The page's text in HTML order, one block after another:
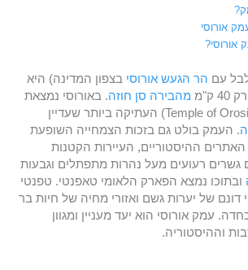
אורוסי
אורוסי?
עם הר הגעש אורוסי בצפון המדינה) היא
רק 40 ק"מ מהבירה סן חוזה. באורוסי נמצאת
הכנסייה הקתולית (Temple of Orosi) העתיקה ביותר שעדיין
. העמק בולט גם בזכות הצמחייה השופעת
ההיסטוריים, העיירות הקטנות
גשרים רעועים מעל נהרות מתפתלים וגבעות
ובתוכו נמצא הפארק הלאומי טאפנטי. טפנטי
של יערות גשם ואזורי מחיה של חיות בר
עמק אורוסי הוא יעד מעניין ומגוון
וההיסטוריה.